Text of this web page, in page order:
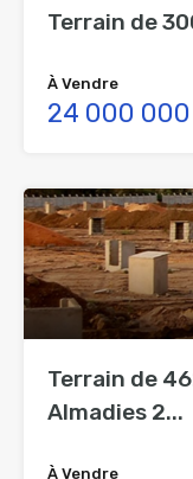
Terrain de
À Vendre
24 000 000
Terrain de
Almadies 2...
À Vendre